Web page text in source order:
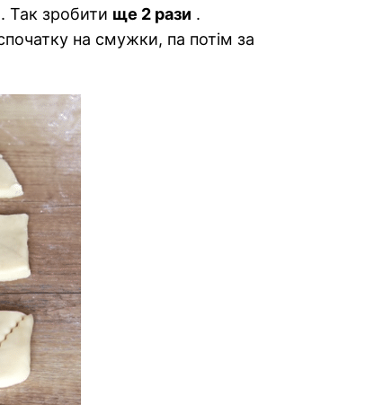
Так зробити ще 2 рази .
на смужки, па потім за